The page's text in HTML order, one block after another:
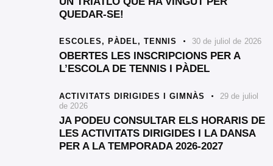
QUEDAR-SE!
ESCOLES, PÀDEL, TENNIS 30 de juliol de 2026
OBERTES LES INSCRIPCIONS PER A
L’ESCOLA DE TENNIS I PÀDEL
ACTIVITATS DIRIGIDES I GIMNÀS
29 de juliol
de 2026
JA PODEU CONSULTAR ELS HORARIS DE
LES ACTIVITATS DIRIGIDES I LA DANSA
PER A LA TEMPORADA 2026-2027